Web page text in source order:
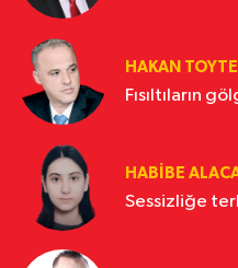
HAKAN
Fısıltıların
HABIBE
Sessizliğe